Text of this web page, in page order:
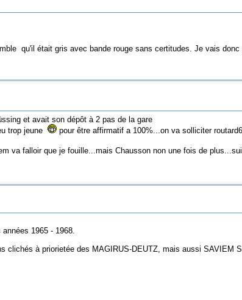
qu'il était gris avec bande rouge sans certitudes. Je vais donc
et avait son dépôt à 2 pas de la gare
trop jeune
pour être affirmatif a 100%...on va solliciter
va falloir que je fouille...mais Chausson non une fois de
1965 - 1968.
clichés à priorietée des MAGIRUS-DEUTZ, mais aussi SAVIEM